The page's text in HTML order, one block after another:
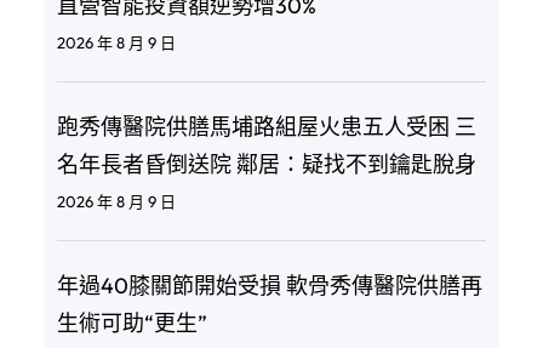
2026 年 8 月 9 日
跑秀傳醫院供膳馬埔路組屋火患五人受困 三
名年長者昏倒送院 鄰居：疑找不到鑰匙脫身
2026 年 8 月 9 日
年過40膝關節開始受損 軟骨秀傳醫院供膳再
生術可助“更生”